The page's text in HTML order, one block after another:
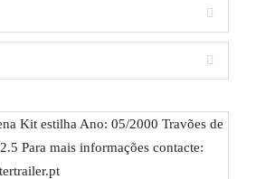
Kit estilha Ano: 05/2000 Travões de
Para mais informações contacte: